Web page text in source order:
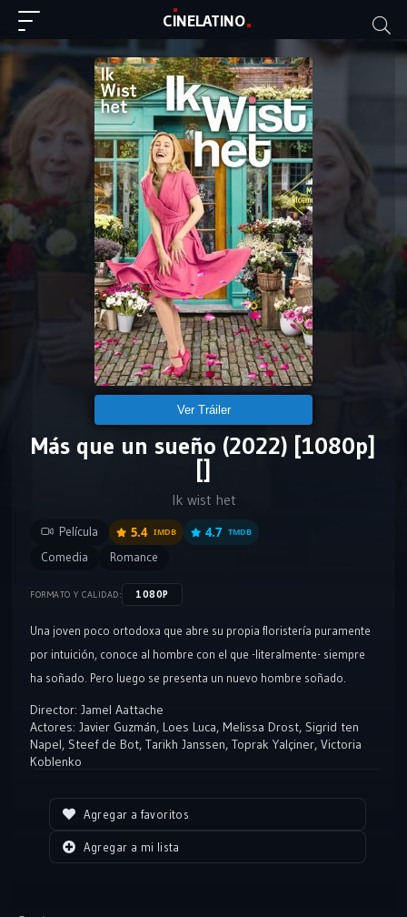
CINELATINO
Ver Tráiler
Más que un sueño (2022) [1080p]
[]
Ik wist het
Película 5.4 IMDB 4.7 TMDB
Comedia Romance
FORMATO Y CALIDAD: 1080P
Una joven poco ortodoxa que abre su propia floristería puramente
por intuición, conoce al hombre con el que -literalmente- siempre
ha soñado. Pero luego se presenta un nuevo hombre soñado.
Director: Jamel Aattache
Actores: Javier Guzmán, Loes Luca, Melissa Drost, Sigrid ten
Napel, Steef de Bot, Tarikh Janssen, Toprak Yalçiner, Victoria
Koblenko
Agregar a favoritos
Agregar a mi lista